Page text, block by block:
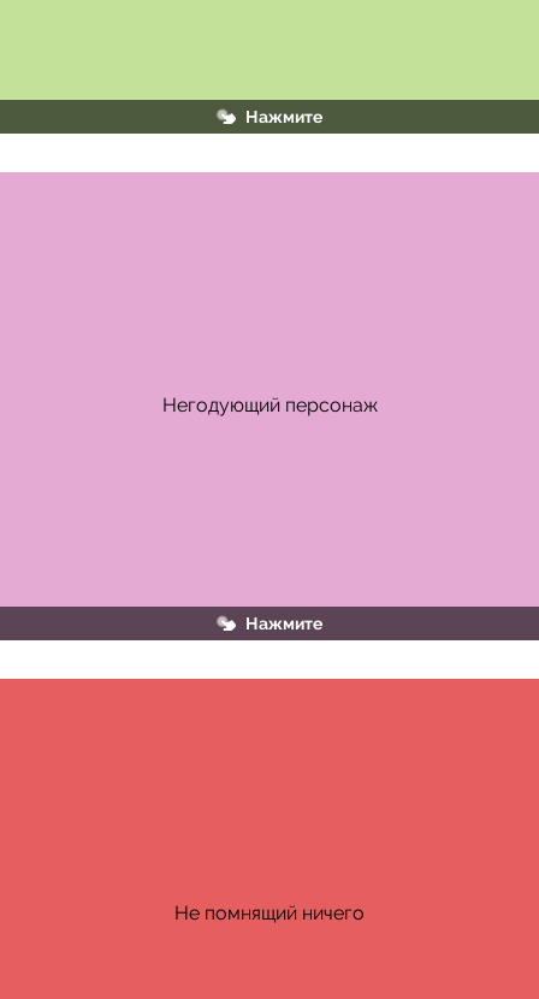
Нажмите
Негодующий персонаж
Нажмите
Слово без НЕ не употребляется
Не помнящий ничего
В словосочетании есть зависимое слово